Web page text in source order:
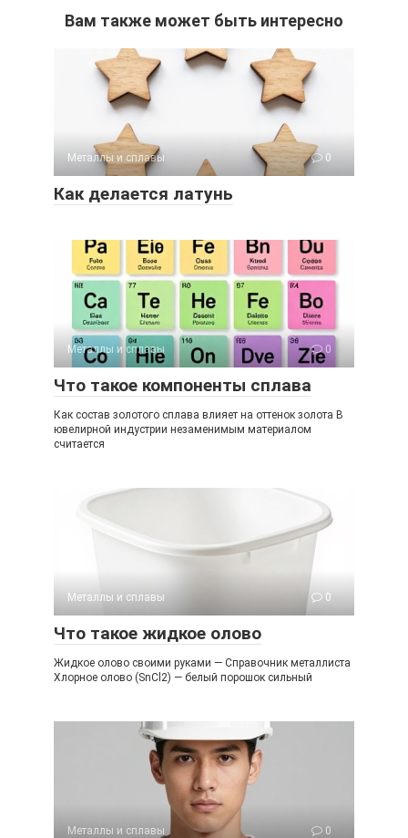
Вам также может быть интересно
Металлы и сплавы 0
Как делается латунь
Металлы и сплавы 0
Что такое компоненты сплава
Как состав золотого сплава влияет на оттенок золота В
ювелирной индустрии незаменимым материалом
считается
Металлы и сплавы 0
Что такое жидкое олово
Жидкое олово своими руками — Справочник металлиста
Хлорное олово (SnCl2) — белый порошок сильный
Металлы и сплавы 0